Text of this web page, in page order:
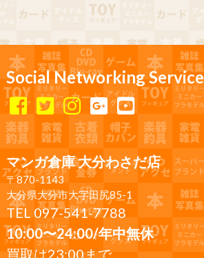
Social Networking Service
マンガ倉庫 大分わさだ店
〒870-1143
大分県大分市大字田尻85-1
TEL 097-541-7788
10:00〜24:00/年中無休
買取は23:00まで